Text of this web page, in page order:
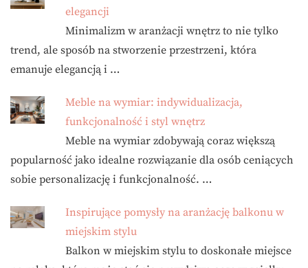
elegancji
Minimalizm w aranżacji wnętrz to nie tylko
trend, ale sposób na stworzenie przestrzeni, która
emanuje elegancją i …
Meble na wymiar: indywidualizacja,
funkcjonalność i styl wnętrz
Meble na wymiar zdobywają coraz większą
popularność jako idealne rozwiązanie dla osób ceniących
sobie personalizację i funkcjonalność. …
Inspirujące pomysły na aranżację balkonu w
miejskim stylu
Balkon w miejskim stylu to doskonałe miejsce